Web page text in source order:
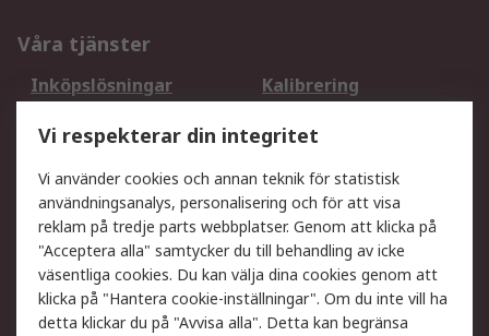
Våra tjänster
Inköpslösningar
Kalibrering
DesignSpark
Teknisk Support
Ditt lokala säljteam
Exportlösningar
Support
Få hjälp
Retur av varor
Leverans
Spåra din order
Vi respekterar din integritet
Vi använder cookies och annan teknik för statistisk
användningsanalys, personalisering och för att visa
reklam på tredje parts webbplatser. Genom att klicka på
"Acceptera alla" samtycker du till behandling av icke
väsentliga cookies. Du kan välja dina cookies genom att
klicka på "Hantera cookie-inställningar". Om du inte vill ha
detta klickar du på "Avvisa alla". Detta kan begränsa